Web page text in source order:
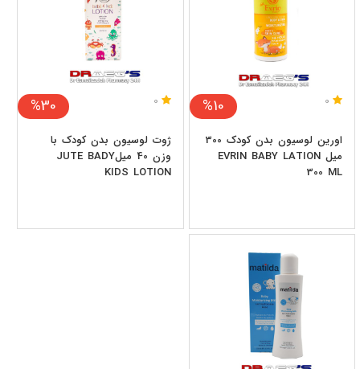
0
%10
اورین لوسیون بدن کودک 300
میل EVRIN BABY LATION
300 ML
0
%30
ژوت لوسیون بدن کودک با
وزن 40 میلJUTE BADY
KIDS LOTION